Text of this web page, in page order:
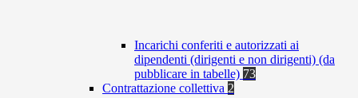
Incarichi conferiti e autorizzati ai
dipendenti (dirigenti e non dirigenti) (da
pubblicare in tabelle) 73
Contrattazione collettiva 2